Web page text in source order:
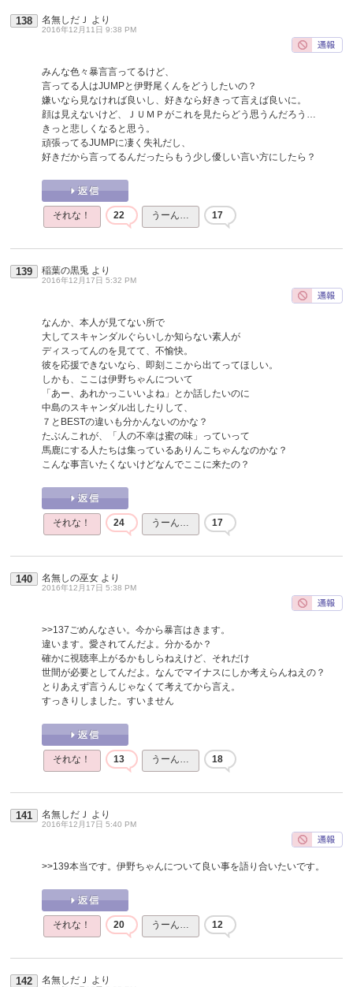
138 名無しだＪ より
2016年12月11日 9:38 PM
みんな色々暴言言ってるけど、
言ってる人はJUMPと伊野尾くんをどうしたいの？
嫌いなら見なければ良いし、好きなら好きって言えば良いに。
顔は見えないけど、ＪＵＭＰがこれを見たらどう思うんだろう…
きっと悲しくなると思う。
頑張ってるJUMPに凄く失礼だし、
好きだから言ってるんだったらもう少し優しい言い方にしたら？
それな！ 22 うーん… 17
139 稲葉の黒兎 より
2016年12月17日 5:32 PM
なんか、本人が見てない所で
大してスキャンダルぐらいしか知らない素人が
ディスってんのを見てて、不愉快。
彼を応援できないなら、即刻ここから出てってほしい。
しかも、ここは伊野ちゃんについて
「あー、あれかっこいいよね」とか話したいのに
中島のスキャンダル出したりして、
７とBESTの違いも分かんないのかな？
たぶんこれが、「人の不幸は蜜の味」っていって
馬鹿にする人たちは集っているありんこちゃんなのかな？
こんな事言いたくないけどなんでここに来たの？
それな！ 24 うーん… 17
140 名無しの巫女 より
2016年12月17日 5:38 PM
>>137ごめんなさい。今から暴言はきます。
違います。愛されてんだよ。分かるか？
確かに視聴率上がるかもしらねえけど、それだけ
世間が必要としてんだよ。なんでマイナスにしか考えらんねえの？
とりあえず言うんじゃなくて考えてから言え。
すっきりしました。すいません
それな！ 13 うーん… 18
141 名無しだＪ より
2016年12月17日 5:40 PM
>>139本当です。伊野ちゃんについて良い事を語り合いたいです。
それな！ 20 うーん… 12
142 名無しだＪ より